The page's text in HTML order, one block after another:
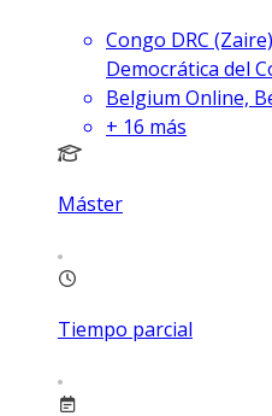
Congo DRC
Democrática del
Belgium Online,
+ 16 más
Máster
Tiempo parcial